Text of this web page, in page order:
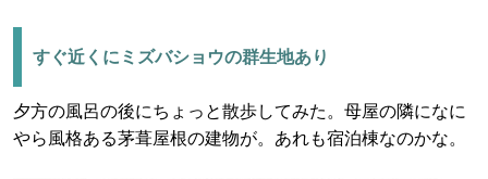
すぐ近くにミズバショウの群生地あり
夕方の風呂の後にちょっと散歩してみた。母屋の隣になに
やら風格ある茅葺屋根の建物が。あれも宿泊棟なのかな。